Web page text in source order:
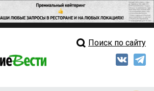
Свежий выпускПоиск по сайту